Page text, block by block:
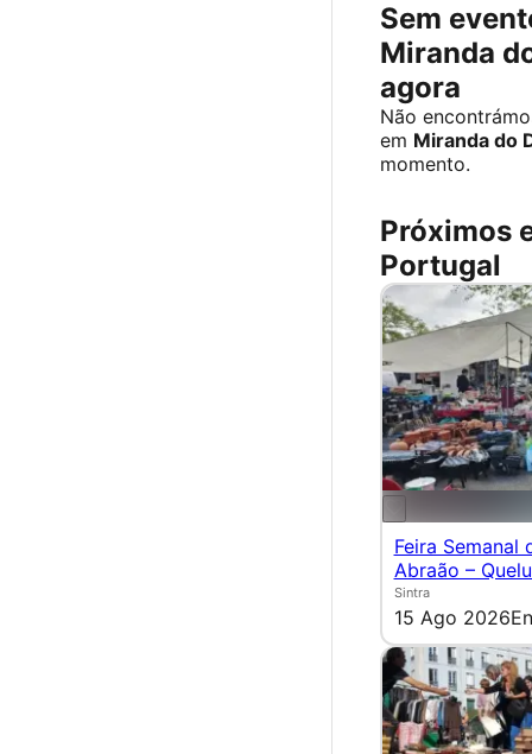
Sem
Miranda
agora
Não
em Miranda do
momento.
Próximos
Portugal
Feira Semanal
Abraão –
Sintra
15 Ago 2026